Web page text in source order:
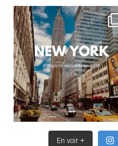
En voir +